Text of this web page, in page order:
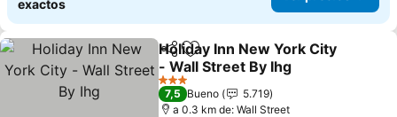
exactos
CompartirAñadir a favoritos
Holiday Inn New York City
- Wall Street By Ihg
Ver precios
3 Estrellas
7,5 Bueno
5.719
a 0.3 km de: Wall Street